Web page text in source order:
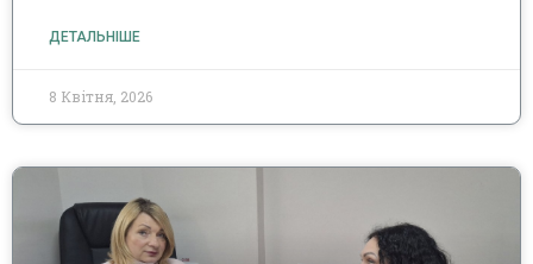
ДЕТАЛЬНІШЕ
8 Квітня, 2026